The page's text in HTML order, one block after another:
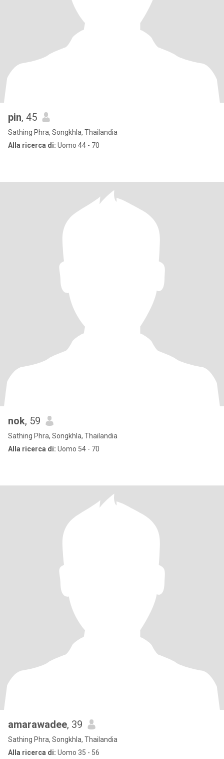
pin, 45
Sathing Phra, Songkhla, Thailandia
Alla ricerca di: Uomo 44 - 70
nok, 59
Sathing Phra, Songkhla, Thailandia
Alla ricerca di: Uomo 54 - 70
amarawadee, 39
Sathing Phra, Songkhla, Thailandia
Alla ricerca di: Uomo 35 - 56